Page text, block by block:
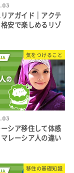
アガイド｜アクテ
安で楽しめるリゾ
気をつけること
シア移住して体感
マレーシア人の違い
移住の基礎知識